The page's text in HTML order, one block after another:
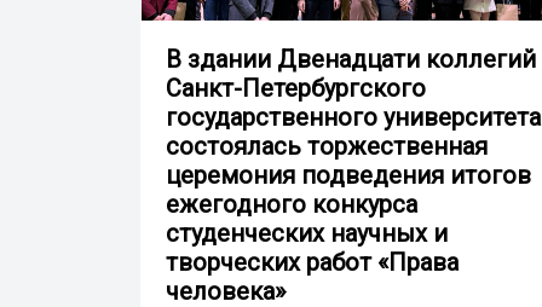
В здании Двенадцати коллегий
Санкт-Петербургского
государственного университета
состоялась торжественная
церемония подведения итогов
ежегодного конкурса
студенческих научных и
творческих работ «Права
человека»